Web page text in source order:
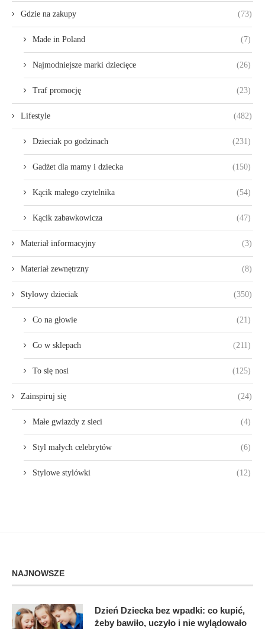
Gdzie na zakupy (73)
Made in Poland (7)
Najmodniejsze marki dziecięce (26)
Traf promocję (23)
Lifestyle (482)
Dzieciak po godzinach (231)
Gadżet dla mamy i dziecka (150)
Kącik małego czytelnika (54)
Kącik zabawkowicza (47)
Materiał informacyjny (3)
Materiał zewnętrzny (8)
Stylowy dzieciak (350)
Co na głowie (21)
Co w sklepach (211)
To się nosi (125)
Zainspiruj się (24)
Małe gwiazdy z sieci (4)
Styl małych celebrytów (6)
Stylowe stylówki (12)
NAJNOWSZE
Dzień Dziecka bez wpadki: co kupić,
żeby bawiło, uczyło i nie wylądowało